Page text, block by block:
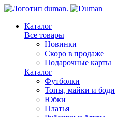
Каталог
Все товары
Новинки
Скоро в продаже
Подарочные карты
Каталог
Футболки
Топы, майки и боди
Юбки
Платья